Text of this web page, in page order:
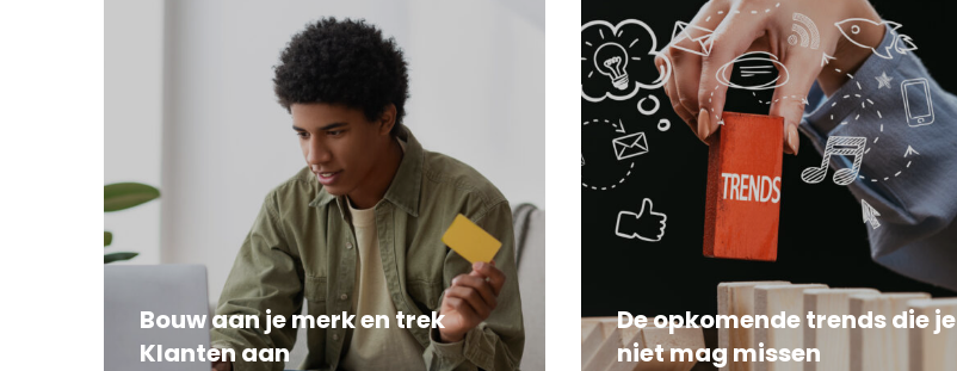
Bouw aan je merk en trek
Klanten aan
De opkomende trends die je
niet mag missen